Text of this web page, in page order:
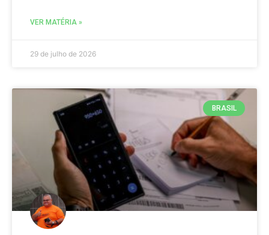
VER MATÉRIA »
29 de julho de 2026
BRASIL